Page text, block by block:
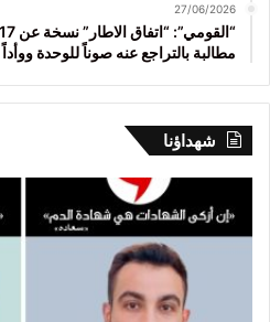
27/06/2026
مطالبة بالتراجع عنه صوناً للوحدة ووأداً
شهداؤنا